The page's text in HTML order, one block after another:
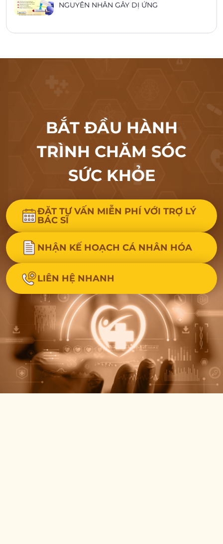
NGUYÊN NHÂN GÂY DỊ ỨNG
BẮT ĐẦU HÀNH
TRÌNH CHĂM SÓC
SỨC KHỎE
ĐẶT TƯ VẤN MIỄN PHÍ VỚI TRỢ LÝ
BÁC SĨ
NHẬN KẾ HOẠCH CÁ NHÂN HÓA
LIÊN HỆ NHANH